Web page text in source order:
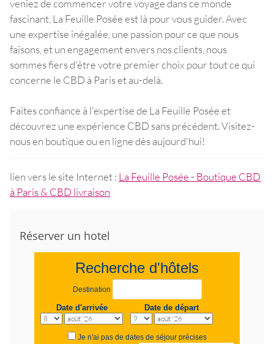
veniez de commencer votre voyage dans ce monde
fascinant, La Feuille Posée est là pour vous guider. Avec
une expertise inégalée, une passion pour ce que nous
faisons, et un engagement envers nos clients, nous
sommes fiers d'être votre premier choix pour tout ce qui
concerne le CBD à Paris et au-delà.
Faites confiance à l'expertise de La Feuille Posée et
découvrez une expérience CBD sans précédent. Visitez-
nous en boutique ou en ligne dès aujourd'hui!
lien vers le site Internet : La Feuille Posée - Boutique CBD
à Paris & CBD livraison
Réserver un hotel
Recherche d'hôtels
Destination
Date d'arrivée Date de départ
Je n'ai pas de dates de séjour précises